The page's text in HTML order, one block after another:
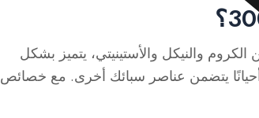
فولاذ مقاوم للصدأ من الكروم والنيكل والأستينيتي، يتميز بشكل
عالٍ من الكروم (16-20%) والنيكل (8-14%)، وأحيانًا يتضمن عناصر سبائك أخرى. مع خصائص